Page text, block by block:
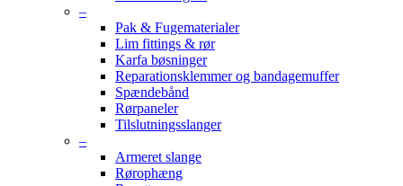
–
Pak & Fugematerialer
Lim fittings & rør
Karfa bøsninger
Reparationsklemmer og bandagemuffer
Spændebånd
Rørpaneler
Tilslutningsslanger
–
Armeret slange
Rørophæng